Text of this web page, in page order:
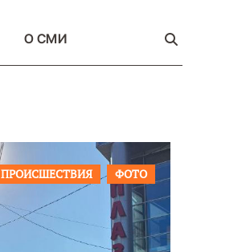
О СМИ
ПРОИСШЕСТВИЯ ФОТО